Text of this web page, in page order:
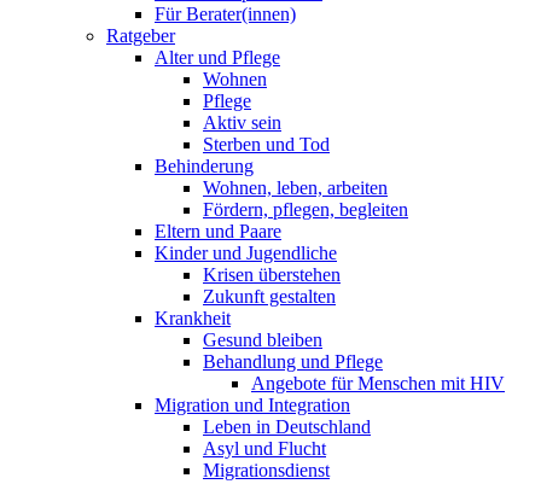
Für Berater(innen)
Ratgeber
Alter und Pflege
Wohnen
Pflege
Aktiv sein
Sterben und Tod
Behinderung
Wohnen, leben, arbeiten
Fördern, pflegen, begleiten
Eltern und Paare
Kinder und Jugendliche
Krisen überstehen
Zukunft gestalten
Krankheit
Gesund bleiben
Behandlung und Pflege
Angebote für Menschen mit HIV
Migration und Integration
Leben in Deutschland
Asyl und Flucht
Migrationsdienst